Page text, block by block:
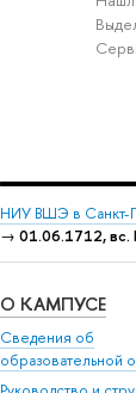
НИУ ВШЭ в Санкт-
→ 01.06.1712, вс.
О КАМПУСЕ
Сведения об
образовательной